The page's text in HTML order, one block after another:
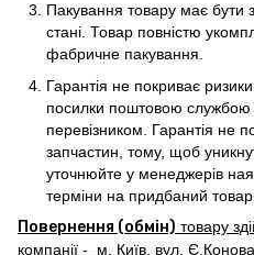
Пакування товару має бути
стані. Товар повністю
фабричне пакування.
Гарантія не покриває
посилки поштовою
перевізником. Гарантія не
запчастин, тому, щоб
уточнюйте у менеджерів
терміни на придбаний товар.
Повернення (обмін) товару
компанії - м. Київ, вул.